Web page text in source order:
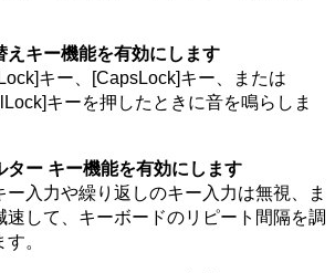
えキー機能を有効にします
キー、[CapsLock]キー、または
キーを押したときに音を鳴らしま
ター キー機能を有効にします
ー入力や繰り返しのキー入力は無視、ま
速して、キーボードのリピート間隔を調
。